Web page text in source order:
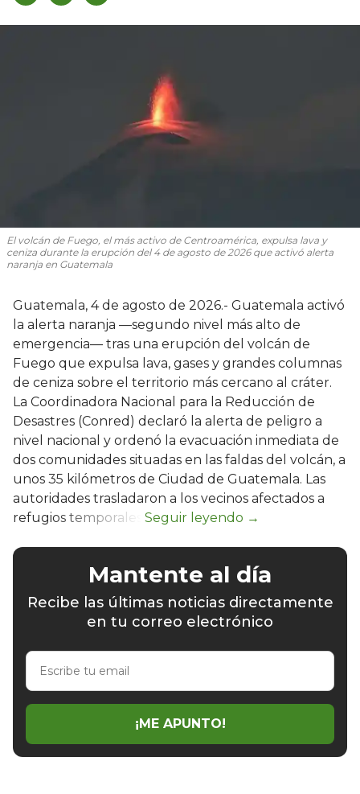
El volcán de Fuego, el más activo de Centroamérica, expulsa lava y
ceniza durante la erupción del 4 de agosto de 2026 que activó alerta
naranja en Guatemala
Guatemala, 4 de agosto de 2026.- Guatemala activó
la alerta naranja —segundo nivel más alto de
emergencia— tras una erupción del volcán de
Fuego que expulsa lava, gases y grandes columnas
de ceniza sobre el territorio más cercano al cráter.
La Coordinadora Nacional para la Reducción de
Desastres (Conred) declaró la alerta de peligro a
nivel nacional y ordenó la evacuación inmediata de
dos comunidades situadas en las faldas del volcán, a
unos 35 kilómetros de Ciudad de Guatemala. Las
autoridades trasladaron a los vecinos afectados a
refugios temporales.
Mantente al día
Recibe las últimas noticias directamente
en tu correo electrónico
Escribe
email
¡ME APUNTO!